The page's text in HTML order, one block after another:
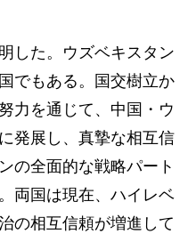
した。ウズベキスタン
でもある。国交樹立か
力を通じて、中国・ウ
発展し、真摯な相互信
の全面的な戦略パート
両国は現在、ハイレベ
の相互信頼が増進して